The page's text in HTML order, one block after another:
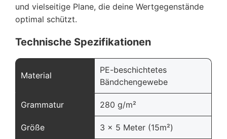
und vielseitige Plane, die deine Wertgegenstände
optimal schützt.
Technische Spezifikationen
Material
PE-beschichtetes
Bändchengewebe
Grammatur 280 g/m²
Größe 3 x 5 Meter (15m²)